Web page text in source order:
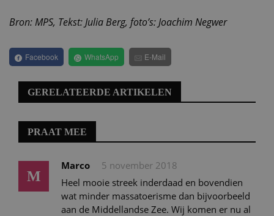
Bron: MPS, Tekst: Julia Berg, foto’s: Joachim Negwer
Facebook WhatsApp E-Mail
GERELATEERDE ARTIKELEN
PRAAT MEE
M
Marco
5 november 2018
Heel mooie streek inderdaad en bovendien
wat minder massatoerisme dan bijvoorbeeld
aan de Middellandse Zee. Wij komen er nu al